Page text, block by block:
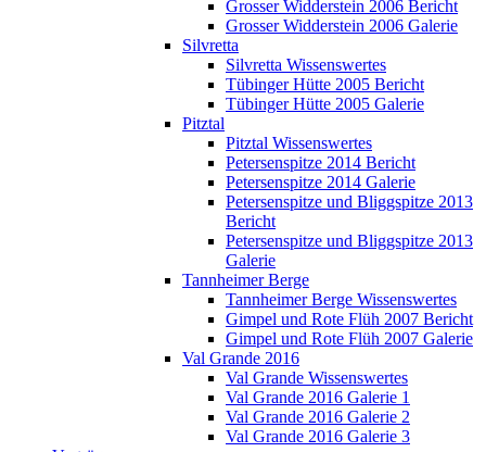
Grosser Widderstein 2006 Bericht
Grosser Widderstein 2006 Galerie
Silvretta
Silvretta Wissenswertes
Tübinger Hütte 2005 Bericht
Tübinger Hütte 2005 Galerie
Pitztal
Pitztal Wissenswertes
Petersenspitze 2014 Bericht
Petersenspitze 2014 Galerie
Petersenspitze und Bliggspitze 2013
Bericht
Petersenspitze und Bliggspitze 2013
Galerie
Tannheimer Berge
Tannheimer Berge Wissenswertes
Gimpel und Rote Flüh 2007 Bericht
Gimpel und Rote Flüh 2007 Galerie
Val Grande 2016
Val Grande Wissenswertes
Val Grande 2016 Galerie 1
Val Grande 2016 Galerie 2
Val Grande 2016 Galerie 3